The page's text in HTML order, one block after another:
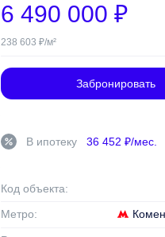
6 490 000 ₽
238 603 ₽/м²
Забронировать
percent В ипотеку 36 452 ₽/мес.
Код объекта:
Метро: